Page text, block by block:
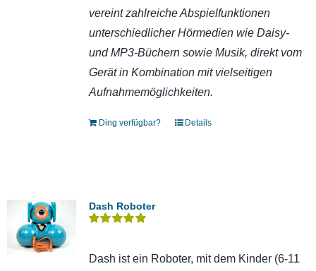
vereint zahlreiche Abspielfunktionen
unterschiedlicher Hörmedien wie Daisy-
und MP3-Büchern sowie Musik, direkt vom
Gerät in Kombination mit vielseitigen
Aufnahmemöglichkeiten.
Ding verfügbar? Details
Dash Roboter
Dash ist ein Roboter, mit dem Kinder (6-11